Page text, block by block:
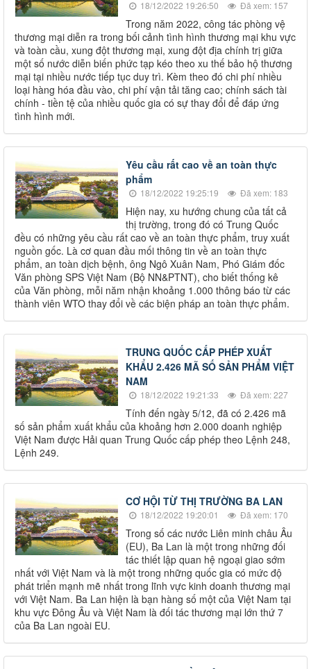
18/12/2022 19:26:50 Đã xem: 157
Trong năm 2022, công tác phòng vệ
thương mại diễn ra trong bối cảnh tình hình thương mại khu vực
và toàn cầu, xung đột thương mại, xung đột địa chính trị giữa
một số nước diễn biến phức tạp kéo theo xu thế bảo hộ thương
mại tại nhiều nước tiếp tục duy trì. Kèm theo đó chi phí nhiều
loại hàng hóa đầu vào, chi phí vận tải tăng cao; chính sách tài
chính - tiền tệ của nhiều quốc gia có sự thay đổi để đáp ứng
tình hình mới.
Yêu cầu rất cao về an toàn thực
phẩm
18/12/2022 19:25:19 Đã xem: 183
Hiện nay, xu hướng chung của tất cả
thị trường, trong đó có Trung Quốc
đều có những yêu cầu rất cao về an toàn thực phẩm, truy xuất
nguồn gốc. Là cơ quan đầu mối thông tin về an toàn thực
phẩm, an toàn dịch bệnh, ông Ngô Xuân Nam, Phó Giám đốc
Văn phòng SPS Việt Nam (Bộ NN&PTNT), cho biết thống kê
của Văn phòng, mỗi năm nhận khoảng 1.000 thông báo từ các
thành viên WTO thay đổi về các biện pháp an toàn thực phẩm.
TRUNG QUỐC CẤP PHÉP XUẤT
KHẨU 2.426 MÃ SỐ SẢN PHẨM VIỆT
NAM
18/12/2022 19:21:33 Đã xem: 227
Tính đến ngày 5/12, đã có 2.426 mã
số sản phẩm xuất khẩu của khoảng hơn 2.000 doanh nghiệp
Việt Nam được Hải quan Trung Quốc cấp phép theo Lệnh 248,
Lệnh 249.
CƠ HỘI TỪ THỊ TRƯỜNG BA LAN
18/12/2022 19:20:01 Đã xem: 170
Trong số các nước Liên minh châu Âu
(EU), Ba Lan là một trong những đối
tác thiết lập quan hệ ngoại giao sớm
nhất với Việt Nam và là một trong những quốc gia có mức độ
phát triển mạnh mẽ nhất trong lĩnh vực kinh doanh thương mại
với Việt Nam. Ba Lan hiện là bạn hàng số một của Việt Nam tại
khu vực Đông Âu và Việt Nam là đối tác thương mại lớn thứ 7
của Ba Lan ngoài EU.